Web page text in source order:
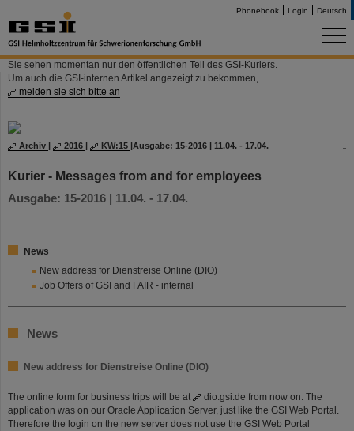
Phonebook Login Deutsch
Sie sehen momentan nur den öffentlichen Teil des GSI-Kuriers.
Um auch die GSI-internen Artikel angezeigt zu bekommen,
melden sie sich bitte an
Archiv | 2016 | KW:15 |Ausgabe: 15-2016 | 11.04. - 17.04.
Kurier - Messages from and for employees
Ausgabe: 15-2016 | 11.04. - 17.04.
News
New address for Dienstreise Online (DIO)
Job Offers of GSI and FAIR - internal
News
New address for Dienstreise Online (DIO)
The online form for business trips will be at dio.gsi.de from now on. The
application was on our Oracle Application Server, just like the GSI Web Portal.
Therefore the login on the new server does not use the GSI Web Portal